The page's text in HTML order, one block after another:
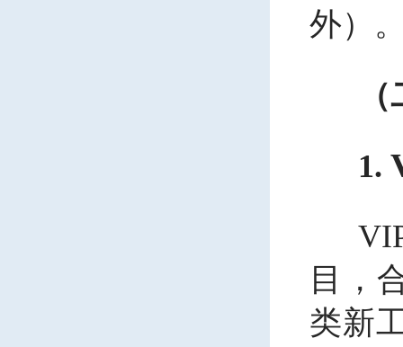
外）
1.
目，
类新